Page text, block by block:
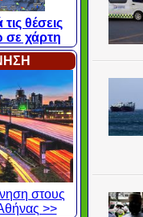
θέσεις
χάρτη
στους
>>